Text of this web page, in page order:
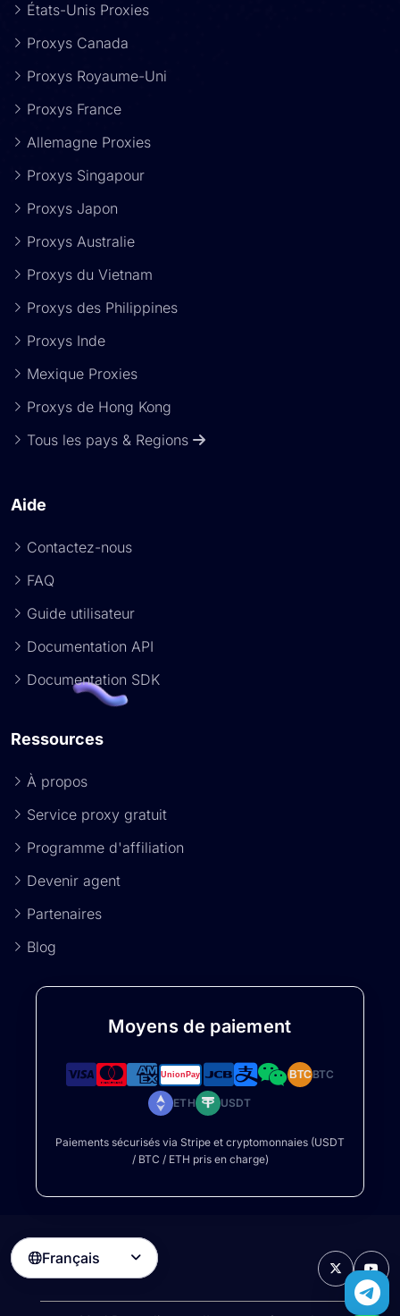
États-Unis Proxies
Proxys Canada
Proxys Royaume-Uni
Proxys France
Allemagne Proxies
Proxys Singapour
Proxys Japon
Proxys Australie
Proxys du Vietnam
Proxys des Philippines
Proxys Inde
Mexique Proxies
Proxys de Hong Kong
Tous les pays & Regions
Aide
Contactez-nous
FAQ
Guide utilisateur
Documentation API
Documentation SDK
Ressources
À propos
Service proxy gratuit
Programme d'affiliation
Devenir agent
Partenaires
Blog
Moyens de paiement
BTCBTC
ETH USDT
Paiements sécurisés via Stripe et cryptomonnaies (USDT
/ BTC / ETH pris en charge)
Français 